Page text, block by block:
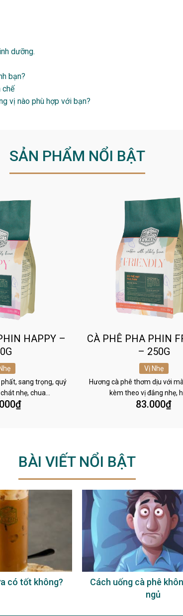
dưỡng.
bạn?
chế
vị nào phù hợp với bạn?
SẢN PHẨM NỔI BẬT
HAPPY –
sang trọng, quý
nhẹ, chua…
₫
CÀ PHÊ PHA PHIN
– 250G
Vị Nhẹ
Hương cà phê thơm dịu với
kèm theo vị đắng nhẹ,
83.000₫
BÀI VIẾT NỔI BẬT
có tốt không?
Cách uống cà phê
ngủ